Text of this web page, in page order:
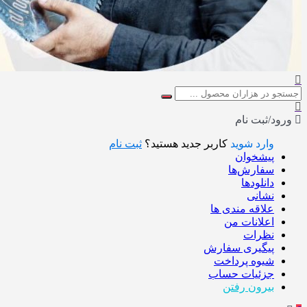
ورود/ثبت نام
وارد شوید کاربر جدید هستید؟ ثبت نام
پیشخوان
سفارش‌ها
دانلودها
نشانی
علاقه مندی ها
اعلانات من
نظرات
پیگیری سفارش
شیوه پرداخت
جزئیات حساب
بیرون رفتن